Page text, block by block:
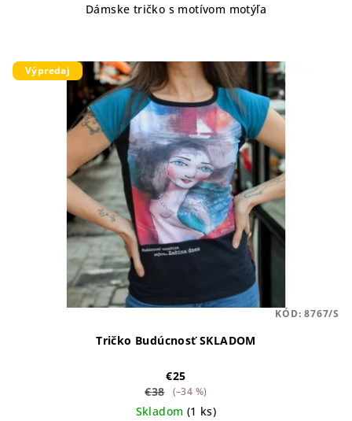
Dámske tričko s motívom motýľa
Výpredaj
Tričko Budúcnosť SKLADOM
€25
€38
(–34 %)
Skladom (1 ks)
KÓD:8767/S